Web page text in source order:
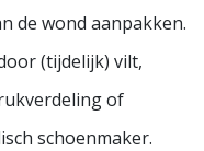
de wond aanpakken.
(tijdelijk) vilt,
of
schoenmaker.